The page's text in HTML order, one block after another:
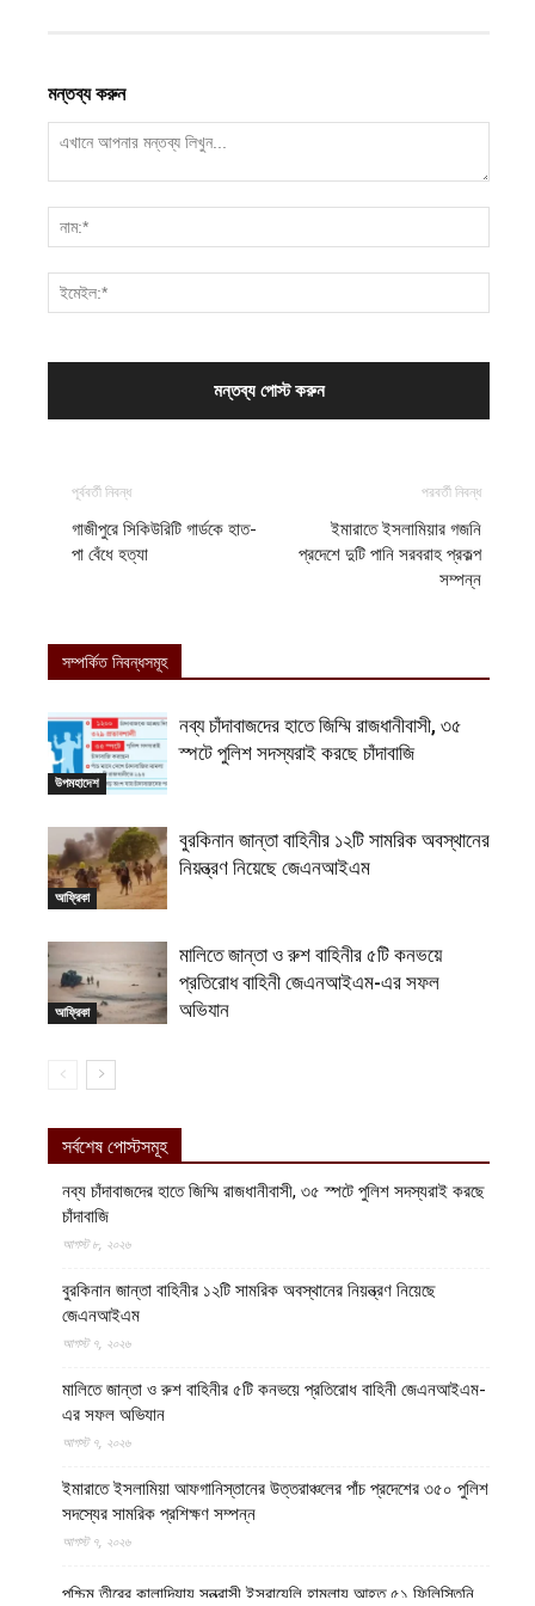
মন্তব্য করুন
পূর্ববর্তী নিবন্ধ
গাজীপুরে সিকিউরিটি গার্ডকে হাত-
পা বেঁধে হত্যা
পরবর্তী নিবন্ধ
ইমারাতে ইসলামিয়ার গজনি
প্রদেশে দুটি পানি সরবরাহ প্রকল্প
সম্পন্ন
সম্পর্কিত নিবন্ধসমূহ
উপমহাদেশ
নব্য চাঁদাবাজদের হাতে জিম্মি রাজধানীবাসী, ৩৫
স্পটে পুলিশ সদস্যরাই করছে চাঁদাবাজি
আফ্রিকা
বুরকিনান জান্তা বাহিনীর ১২টি সামরিক অবস্থানের
নিয়ন্ত্রণ নিয়েছে জেএনআইএম
আফ্রিকা
মালিতে জান্তা ও রুশ বাহিনীর ৫টি কনভয়ে
প্রতিরোধ বাহিনী জেএনআইএম-এর সফল
অভিযান
সর্বশেষ পোস্টসমূহ
নব্য চাঁদাবাজদের হাতে জিম্মি রাজধানীবাসী, ৩৫ স্পটে পুলিশ সদস্যরাই করছে
চাঁদাবাজি
আগস্ট ৮, ২০২৬
বুরকিনান জান্তা বাহিনীর ১২টি সামরিক অবস্থানের নিয়ন্ত্রণ নিয়েছে
জেএনআইএম
আগস্ট ৭, ২০২৬
মালিতে জান্তা ও রুশ বাহিনীর ৫টি কনভয়ে প্রতিরোধ বাহিনী জেএনআইএম-
এর সফল অভিযান
আগস্ট ৭, ২০২৬
ইমারাতে ইসলামিয়া আফগানিস্তানের উত্তরাঞ্চলের পাঁচ প্রদেশের ৩৫০ পুলিশ
সদস্যের সামরিক প্রশিক্ষণ সম্পন্ন
আগস্ট ৭, ২০২৬
পশ্চিম তীরের কালান্দিয়ায় সন্ত্রাসী ইসরায়েলি হামলায় আহত ৫১ ফিলিস্তিনি